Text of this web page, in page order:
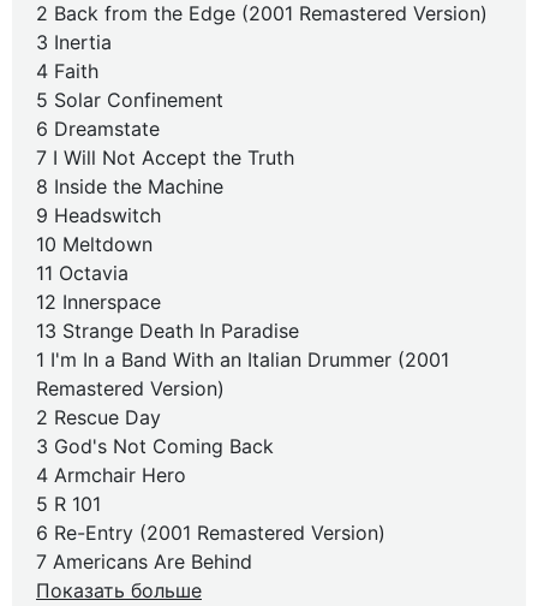
2 Back from the Edge (2001 Remastered Version)
3 Inertia
4 Faith
5 Solar Confinement
6 Dreamstate
7 I Will Not Accept the Truth
8 Inside the Machine
9 Headswitch
10 Meltdown
11 Octavia
12 Innerspace
13 Strange Death In Paradise
1 I'm In a Band With an Italian Drummer (2001
Remastered Version)
2 Rescue Day
3 God's Not Coming Back
4 Armchair Hero
5 R 101
6 Re-Entry (2001 Remastered Version)
7 Americans Are Behind
Показать больше